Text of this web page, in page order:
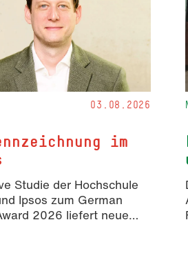
03.08.2026
im
Studie der Hochschule
Ipsos zum German
2026 liefert neue